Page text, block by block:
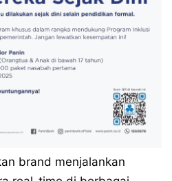
brand menjalankan